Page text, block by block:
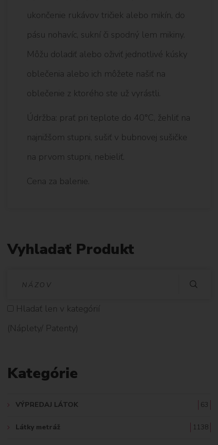
ukončenie rukávov tričiek alebo mikín, do
pásu nohavíc, sukní či spodný lem mikiny.
Môžu doladiť alebo oživiť jednotlivé kúsky
oblečenia alebo ich môžete našiť na
oblečenie z ktorého ste už vyrástli.
Údržba: prať pri teplote do 40°C, žehliť na
najnižšom stupni, sušiť v bubnovej sušičke
na prvom stupni, nebieliť.
Cena za balenie.
Vyhladať Produkt
D
Hladať len v kategórií
(Náplety/ Patenty)
Kategórie
VÝPREDAJ LÁTOK 63
Látky metráž 1138